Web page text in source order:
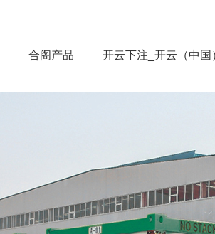
合阁产品 开云下注_开云（中国